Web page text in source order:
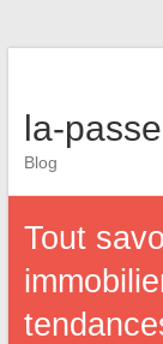
la-
Blog
Tout